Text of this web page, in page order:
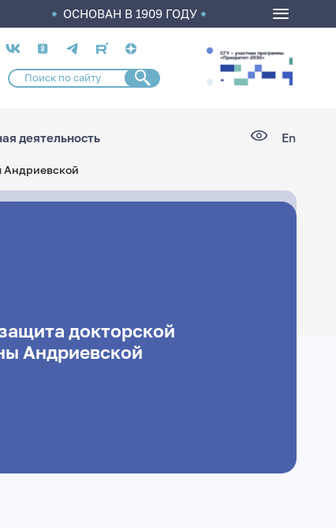
ОСНОВАН В 1909 ГОДУ
Социальные
сети
деятельность En
Андриевской
докторской
Андриевской